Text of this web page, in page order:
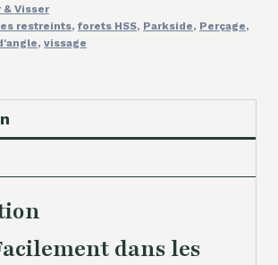
& Visser
restreints, forets HSS, Parkside, Perçage,
, vissage
dans les